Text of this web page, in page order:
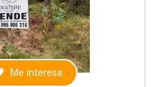
Me interesa